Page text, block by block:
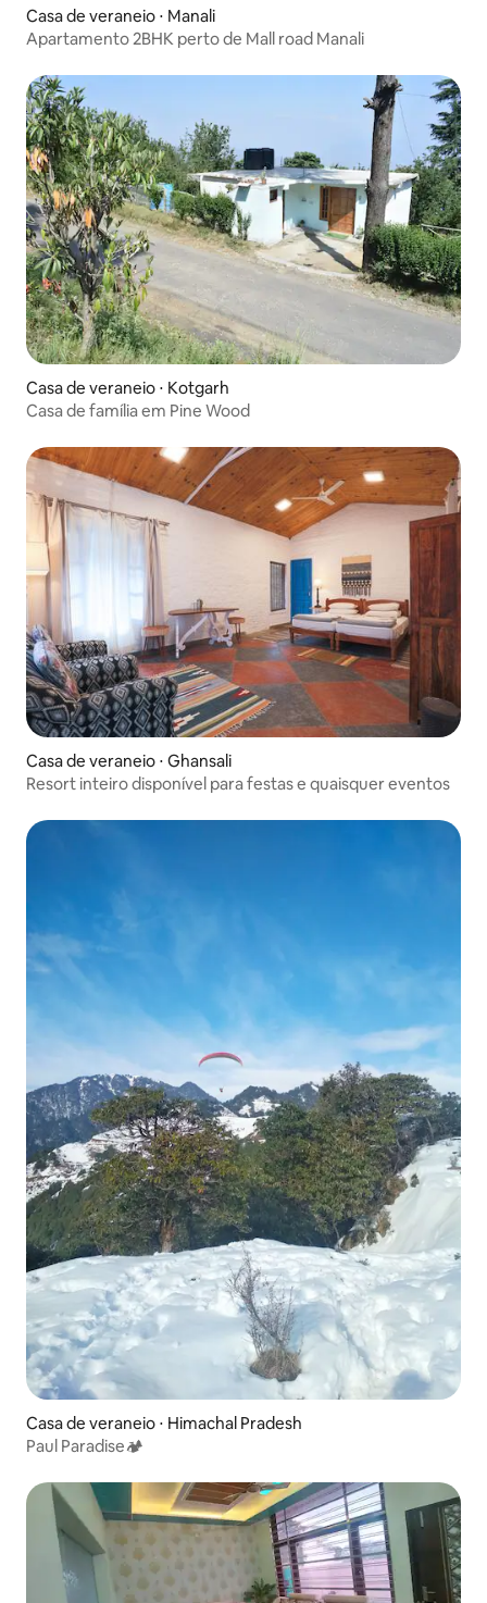
Casa de veraneio ⋅ Manali
Apartamento 2BHK perto de Mall road Manali
Casa de veraneio ⋅ Kotgarh
Casa de família em Pine Wood
Casa de veraneio ⋅ Ghansali
Resort inteiro disponível para festas e quaisquer eventos
Casa de veraneio ⋅ Himachal Pradesh
Paul Paradise🏕